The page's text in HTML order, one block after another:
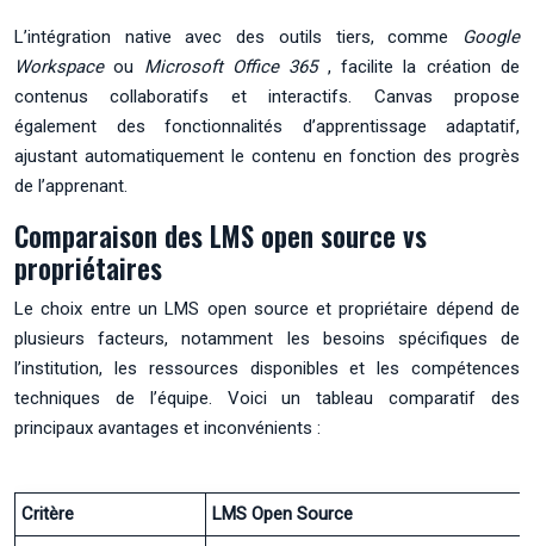
L’intégration native avec des outils tiers, comme
Google
Workspaceou Microsoft Office 365 , facilite la création de
contenus collaboratifs et interactifs. Canvas propose
également des fonctionnalités d’apprentissage adaptatif,
ajustant automatiquement le contenu en fonction des progrès
de l’apprenant.
Comparaison des LMS open source vs
propriétaires
Le choix entre un LMS open source et propriétaire dépend de
plusieurs facteurs, notamment les besoins spécifiques de
l’institution, les ressources disponibles et les compétences
techniques de l’équipe. Voici un tableau comparatif des
principaux avantages et inconvénients :
Critère LMS Open Source